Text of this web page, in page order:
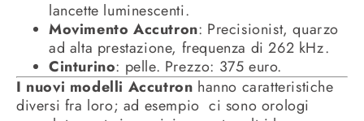
lancette luminescenti.
Movimento Accutron: Precisionist, quarzo
ad alta prestazione, frequenza di 262 kHz.
Cinturino: pelle. Prezzo: 375 euro.
I nuovi modelli Accutron hanno caratteristiche
diversi fra loro; ad esempio ci sono orologi